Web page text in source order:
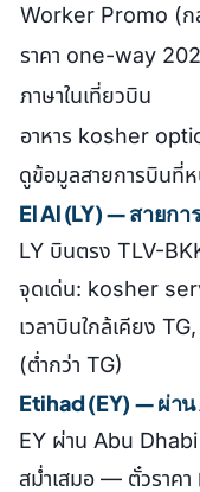
Worker Promo (ก
ราคา one-way
ภาษาในเที่ยวบิน
อาหาร kosher
ดูข้อมูลสายการบินที่ห
El Al (LY) — สายก
LY บินตรง TLV-
จุดเด่น: kosher
เวลาบินใกล้เคียง
(ต่ำกว่า TG)
Etihad (EY) — ผ่าน
EY ผ่าน Abu Dhabi
สม่ำเสมอ — ตั๋วราคา